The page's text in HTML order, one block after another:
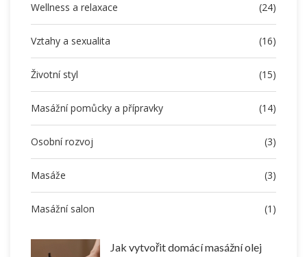
Wellness a relaxace (24)
Vztahy a sexualita (16)
Životní styl (15)
Masážní pomůcky a přípravky (14)
Osobní rozvoj (3)
Masáže (3)
Masážní salon (1)
Jak vytvořit domácí masážní olej